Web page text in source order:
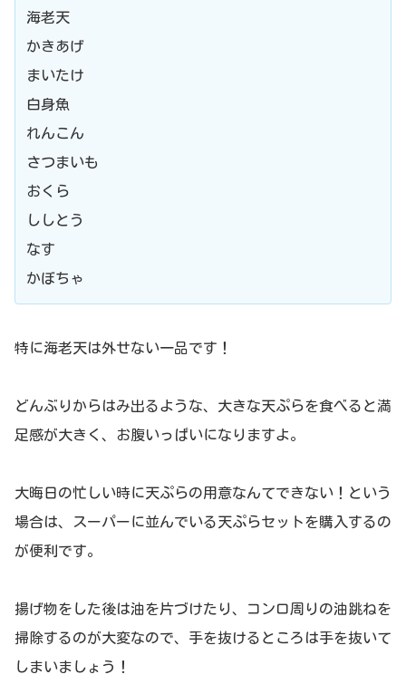
海老天
かきあげ
まいたけ
白身魚
れんこん
さつまいも
おくら
ししとう
なす
かぼちゃ
特に海老天は外せない一品です！
どんぶりからはみ出るような、大きな天ぷらを食べると満
足感が大きく、お腹いっぱいになりますよ。
大晦日の忙しい時に天ぷらの用意なんてできない！という
場合は、スーパーに並んでいる天ぷらセットを購入するの
が便利です。
揚げ物をした後は油を片づけたり、コンロ周りの油跳ねを
掃除するのが大変なので、手を抜けるところは手を抜いて
しまいましょう！